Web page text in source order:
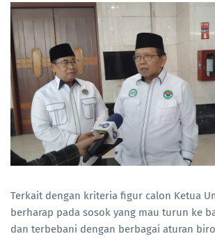
Terkait dengan kriteria figur calon Ketua
berharap pada sosok yang mau turun ke
dan terbebani dengan berbagai aturan